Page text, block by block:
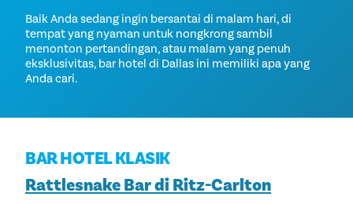
Baik Anda sedang ingin bersantai di malam hari, di
tempat yang nyaman untuk nongkrong sambil
menonton pertandingan, atau malam yang penuh
eksklusivitas, bar hotel di Dallas ini memiliki apa yang
Anda cari.
BAR HOTEL KLASIK
Rattlesnake Bar di Ritz-Carlton